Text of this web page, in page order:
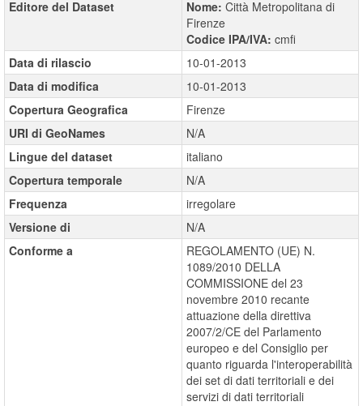
Editore del Dataset
Nome: Città Metropolitana di
Firenze
Codice IPA/IVA: cmfi
Data di rilascio
10-01-2013
Data di modifica
10-01-2013
Copertura Geografica
Firenze
URI di GeoNames
N/A
Lingue del dataset
italiano
Copertura temporale
N/A
Frequenza
irregolare
Versione di
N/A
Conforme a
REGOLAMENTO (UE) N.
1089/2010 DELLA
COMMISSIONE del 23
novembre 2010 recante
attuazione della direttiva
2007/2/CE del Parlamento
europeo e del Consiglio per
quanto riguarda l'interoperabilità
dei set di dati territoriali e dei
servizi di dati territoriali